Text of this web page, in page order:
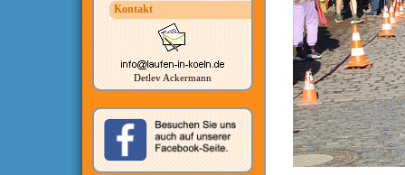
Kontakt
Detlev Ackermann